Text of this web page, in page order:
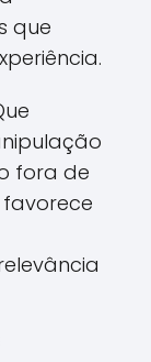
que
fora de
favorece